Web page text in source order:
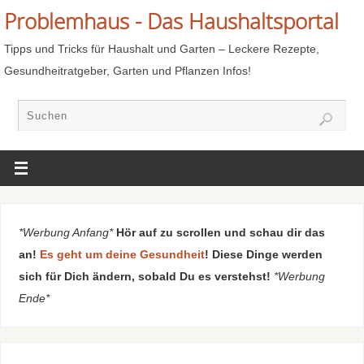
Problemhaus - Das Haushaltsportal
Tipps und Tricks für Haushalt und Garten – Leckere Rezepte,
Gesundheitratgeber, Garten und Pflanzen Infos!
*Werbung Anfang* Hör auf zu scrollen und schau dir das
an! Es geht um deine Gesundheit! Diese Dinge werden
sich für Dich ändern, sobald Du es verstehst! *Werbung
Ende*